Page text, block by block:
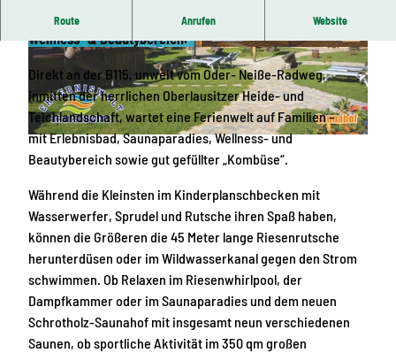
© Erlebniswelt Krauschwitz
© Erlebniswelt Krauschwitz © Erlebniswelt Krauschwitz
Route Anrufen Website
Familien-Ferienwelt mit Erlebnisbad, Saunaparadies,
Wellness- & Beautybereich.
Direkt an der B115, unweit vom Oder- Neiße-Radweg,
inmitten der herrlichen Oberlausitzer Heide- und
Teichlandschaft, wartet eine Ferienwelt auf Familien –
mit Erlebnisbad, Saunaparadies, Wellness- und
Beautybereich sowie gut gefüllter „Kombüse“.
Während die Kleinsten im Kinderplanschbecken mit
Wasserwerfer, Sprudel und Rutsche ihren Spaß haben,
können die Größeren die 45 Meter lange Riesenrutsche
herunterdüsen oder im Wildwasserkanal gegen den Strom
schwimmen. Ob Relaxen im Riesenwhirlpool, der
Dampfkammer oder im Saunaparadies und dem neuen
Schrotholz-Saunahof mit insgesamt neun verschiedenen
Saunen, ob sportliche Aktivität im 350 qm großen